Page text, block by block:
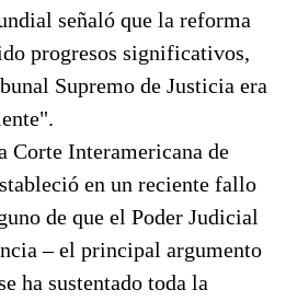
señaló que la reforma
progresos significativos,
Supremo de Justicia era
Corte Interamericana de
en un reciente fallo
de que el Poder Judicial
– el principal argumento
ha sustentado toda la